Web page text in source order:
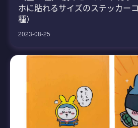
ホに貼れるサイズのステッカー
種）
2023-08-25